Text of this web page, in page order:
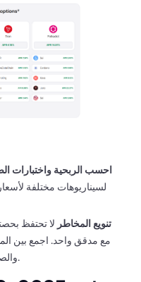
احسب الربحية واختبارات
لسيناريوهات مختلفة
تنويع المخاطر لا تحتفظ
مع مدقق واحد. اجمع بين
DeFi والصناديق، إذا كان ذلك مبرراً.